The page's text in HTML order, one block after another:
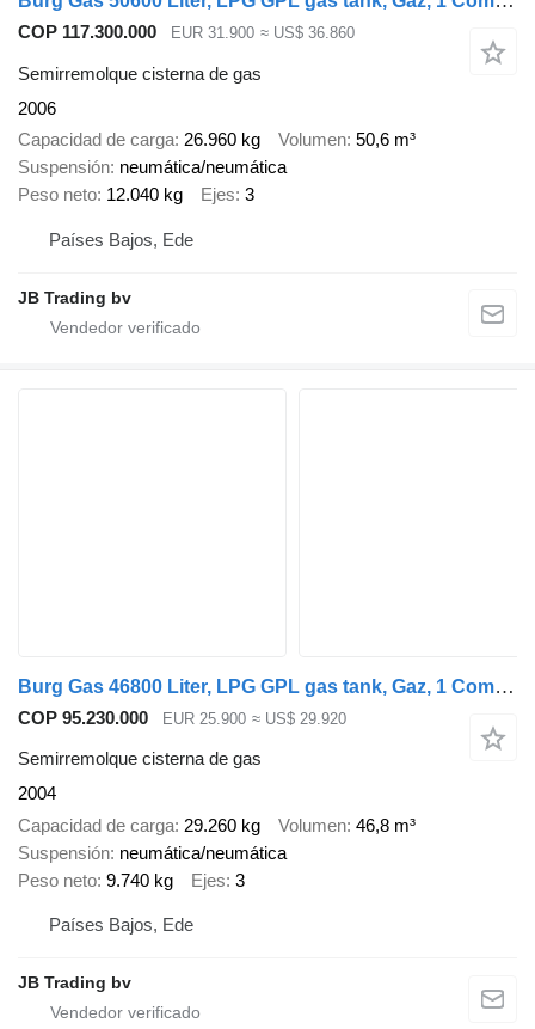
COP 117.300.000 EUR 31.900 ≈ US$ 36.860
Semirremolque cisterna de gas
2006
Capacidad de carga 26.960 kg Volumen 50,6 m³
Suspensión neumática/neumática
Peso neto 12.040 kg Ejes 3
Países Bajos, Ede
JB Trading bv
Burg Gas 46800 Liter, LPG GPL gas tank, Gaz, 1 Compartment
COP 95.230.000 EUR 25.900 ≈ US$ 29.920
Semirremolque cisterna de gas
2004
Capacidad de carga 29.260 kg Volumen 46,8 m³
Suspensión neumática/neumática
Peso neto 9.740 kg Ejes 3
Países Bajos, Ede
JB Trading bv